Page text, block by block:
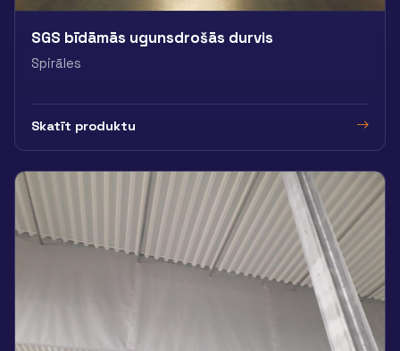
SGS bīdāmās ugunsdrošās durvis
Spirāles
Skatīt produktu